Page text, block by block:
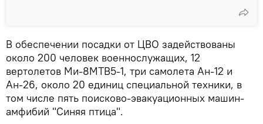
В обеспечении посадки от ЦВО задействованы
около 200 человек военнослужащих, 12
вертолетов Ми-8МТВ5-1, три самолета Ан-12 и
Ан-26, около 20 единиц специальной техники, в
том числе пять поисково-эвакуационных машин-
амфибий "Синяя птица".